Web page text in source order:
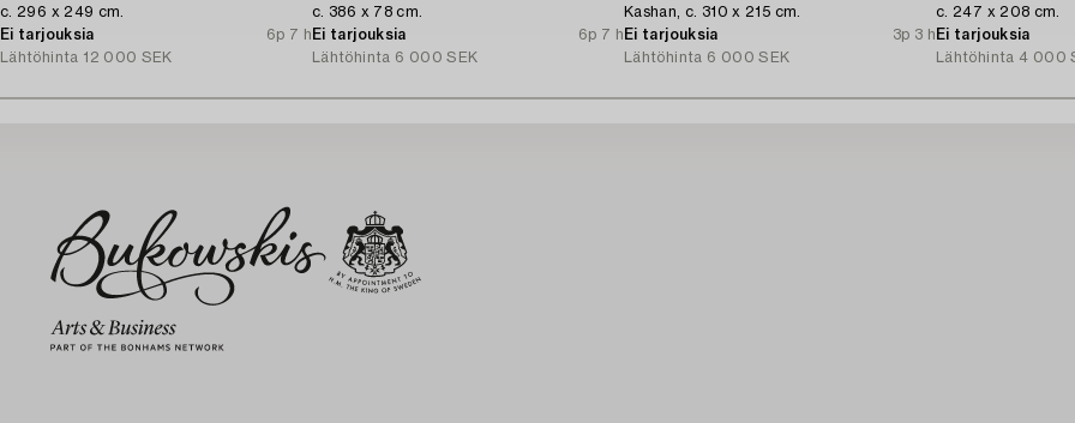
c. 296 x 249 cm.
Ei tarjouksia
6p 7 h
Lähtöhinta 12 000 SEK
c. 386 x 78 cm.
Ei tarjouksia
6p 7 h
Lähtöhinta 6 000 SEK
Kashan, c. 310 x 215 cm.
Ei tarjouksia
3p 3 h
Lähtöhinta 6 000 SEK
c. 247 x 208 cm.
Ei tarjouksia
Lähtöhinta 4 000